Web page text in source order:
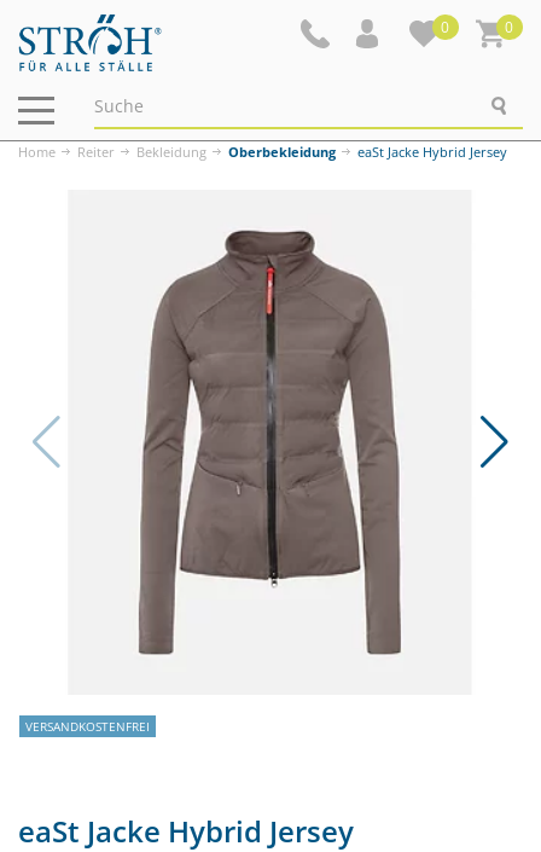
0 0
Navigation
ein-/ausblenden
Home Reiter Bekleidung Oberbekleidung eaSt Jacke Hybrid Jersey
VERSANDKOSTENFREI
eaSt Jacke Hybrid Jersey